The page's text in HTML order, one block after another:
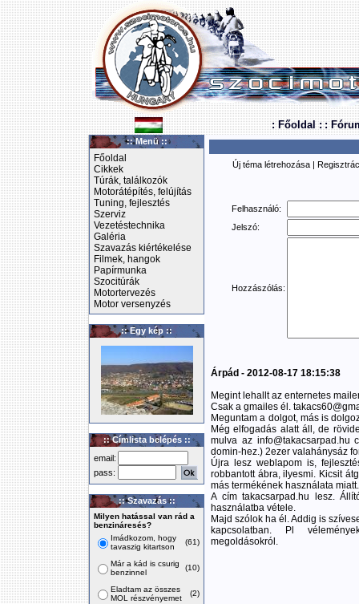
: Főoldal : :
:: Menü ::
Főoldal
Cikkek
Túrák, találkozók
Motorátépítés, felújítás
Tuning, fejlesztés
Szerviz
Vezetéstechnika
Galéria
Szavazás kiértékelése
Filmek, hangok
Papírmunka
Szocitúrák
Motortervezés
Motor versenyzés
:: Egy kép ::
:: Címlista belépés ::
email:
pass:
:: Szavazás ::
Milyen hatással van rád a
benzináresés?
Imádkozom, hogy
tavaszig kitartson
(61)
Már a kád is csurig
benzinnel
(10)
Eladtam az összes
MOL részvényemet
(2)
Új téma létrehozása |
Felhasználó:
Jelszó:
Hozzászólás:
Árpád - 2012-08-17 18:15:38
Megint lehallt az enternetes
Csak a gmailes él.
Meguntam a dolgot, más is
Még elfogadás alatt áll, de
mulva az info@takacsarpad.hu
domin-hez.) 2ezer valahánysáz
Újra lesz weblapom is,
robbantott ábra, ilyesmi. Kicsit
más termékének használata
A cím takacsarpad.hu lesz.
használatba vétele.
Majd szólok ha él. Addig is
kapcsolatban. Pl
megoldásokról.